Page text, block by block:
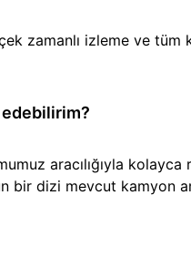
zamanlı izleme ve
edebilirim?
aracılığıyla
bir dizi mevcut kamyon